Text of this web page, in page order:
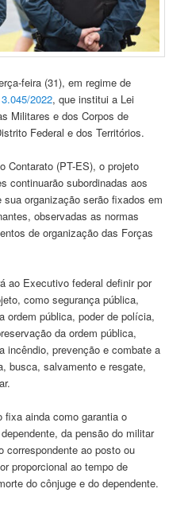
feira (31), em regime de
3.045/2022, que institui a Lei
Militares e dos Corpos de
Federal e dos Territórios.
Contarato (PT-ES), o projeto
continuarão subordinadas aos
organização serão fixados em
observadas as normas
de organização das Forças
ao Executivo federal definir por
como segurança pública,
ordem pública, poder de polícia,
da ordem pública,
incêndio, prevenção e combate a
busca, salvamento e resgate,
fixa ainda como garantia o
da pensão do militar
correspondente ao posto ou
proporcional ao tempo de
do cônjuge e do dependente.